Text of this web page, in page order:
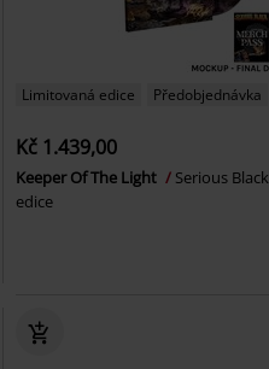
Limitovaná edice Předobjednávka
Kč 1.439,00
Keeper Of The Light Serious Black
edice